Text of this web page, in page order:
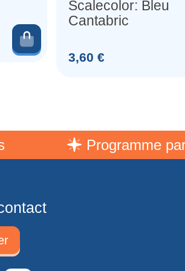
Ajouter au panier
Scalecolor: Bleu
Cantabric
Prix
3,60 €
Programme